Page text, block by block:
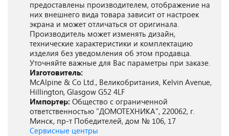
предоставлены производителем, отображение на
них внешнего вида товара зависит от настроек
экрана и может отличаться от оригинала.
Производитель может изменять дизайн,
технические характеристики и комплектацию
изделия без уведомления об этом продавца.
Уточняйте важные для Вас параметры при заказе.
Изготовитель:
McAlpine & Co Ltd., Великобритания, Kelvin Avenue,
Hillington, Glasgow G52 4LF
Импортер: Общество с ограниченной
ответственностью "ДОМОТЕХНИКА", 220062, г.
Минск, пр-т Победителей, дом № 106, 17
Сервисные центры